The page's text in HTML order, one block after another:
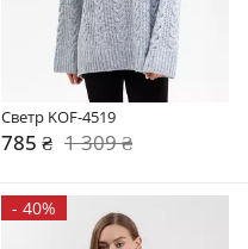
Светр KOF-4519
785 ₴ 1 309 ₴
- 40%